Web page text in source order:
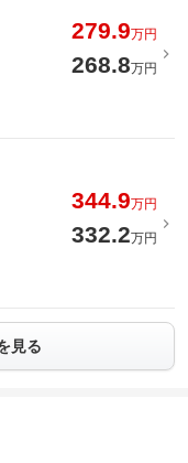
279.9万円
268.8万円
344.9万円
332.2万円
見る